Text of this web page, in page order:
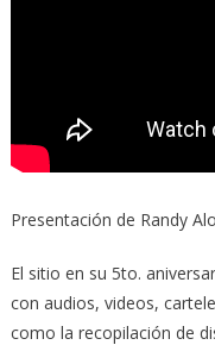
Presentación de Randy
El sitio en su 5to.
con audios, videos,
como la recopilación de